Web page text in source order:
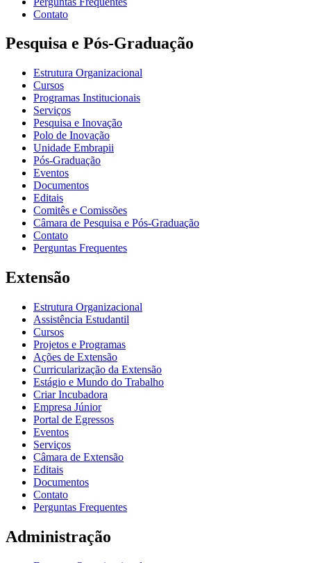
Contato
Pesquisa e Pós-Graduação
Estrutura Organizacional
Cursos
Programas Institucionais
Serviços
Pesquisa e Inovação
Polo de Inovação
Unidade Embrapii
Pós-Graduação
Eventos
Documentos
Editais
Comitês e Comissões
Câmara de Pesquisa e Pós-Graduação
Contato
Perguntas Frequentes
Extensão
Estrutura Organizacional
Assistência Estudantil
Cursos
Projetos e Programas
Ações de Extensão
Curricularização da Extensão
Estágio e Mundo do Trabalho
Criar Incubadora
Empresa Júnior
Portal de Egressos
Eventos
Serviços
Câmara de Extensão
Editais
Documentos
Contato
Perguntas Frequentes
Administração